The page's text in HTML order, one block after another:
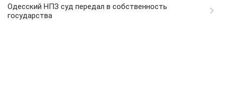
Одесский НПЗ суд передал в собственность
государства